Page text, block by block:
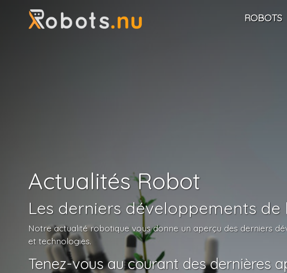
ROBOTS
Actualités Robot
Les derniers développements
Notre actualité robotique vous donne un aperçu des derniers
et technologies.
Tenez-vous au courant des dernières